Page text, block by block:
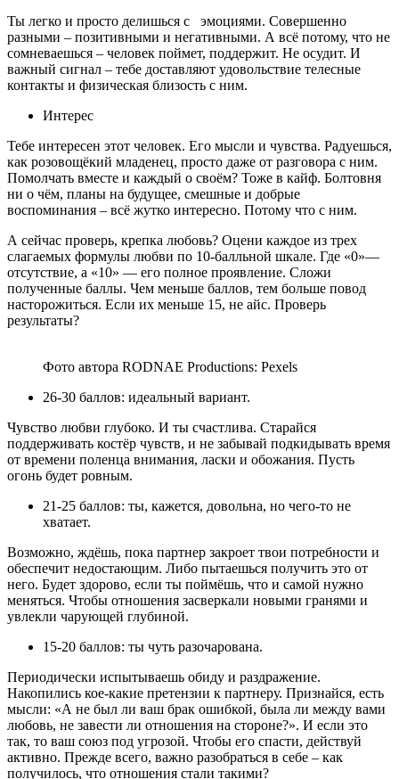
Ты легко и просто делишься с эмоциями. Совершенно
разными – позитивными и негативными. А всё потому, что не
сомневаешься – человек поймет, поддержит. Не осудит. И
важный сигнал – тебе доставляют удовольствие телесные
контакты и физическая близость с ним.
Интерес
Тебе интересен этот человек. Его мысли и чувства. Радуешься,
как розовощёкий младенец, просто даже от разговора с ним.
Помолчать вместе и каждый о своём? Тоже в кайф. Болтовня
ни о чём, планы на будущее, смешные и добрые
воспоминания – всё жутко интересно. Потому что с ним.
А сейчас проверь, крепка любовь? Оцени каждое из трех
слагаемых формулы любви по 10-балльной шкале. Где «0»—
отсутствие, а «10» — его полное проявление. Сложи
полученные баллы. Чем меньше баллов, тем больше повод
насторожиться. Если их меньше 15, не айс. Проверь
результаты?
Фото автора RODNAE Productions: Pexels
26-30 баллов: идеальный вариант.
Чувство любви глубоко. И ты счастлива. Старайся
поддерживать костёр чувств, и не забывай подкидывать время
от времени поленца внимания, ласки и обожания. Пусть
огонь будет ровным.
21-25 баллов: ты, кажется, довольна, но чего-то не
хватает.
Возможно, ждёшь, пока партнер закроет твои потребности и
обеспечит недостающим. Либо пытаешься получить это от
него. Будет здорово, если ты поймёшь, что и самой нужно
меняться. Чтобы отношения засверкали новыми гранями и
увлекли чарующей глубиной.
15-20 баллов: ты чуть разочарована.
Периодически испытываешь обиду и раздражение.
Накопились кое-какие претензии к партнеру. Признайся, есть
мысли: «А не был ли ваш брак ошибкой, была ли между вами
любовь, не завести ли отношения на стороне?». И если это
так, то ваш союз под угрозой. Чтобы его спасти, действуй
активно. Прежде всего, важно разобраться в себе – как
получилось, что отношения стали такими?